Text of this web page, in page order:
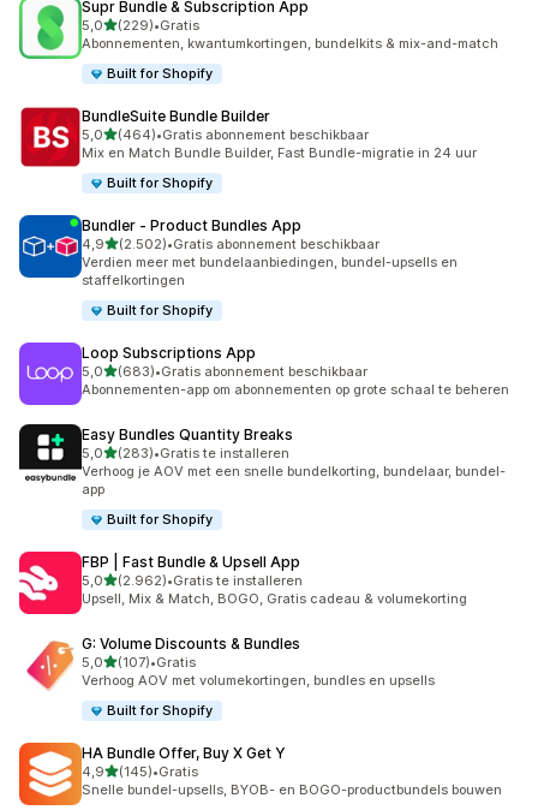
Supr Bundle & Subscription App
5,0van 5 sterren
(229)
229 recensies in totaal
•Gratis
Abonnementen, kwantumkortingen, bundelkits & mix-and-match
Built for Shopify
BundleSuite Bundle Builder
5,0van 5 sterren
(464)
464 recensies in totaal
•Gratis abonnement beschikbaar
Mix en Match Bundle Builder, Fast Bundle-migratie in 24 uur
Built for Shopify
Bundler ‑ Product Bundles App
4,9van 5 sterren
(2.502)
2502 recensies in totaal
•Gratis abonnement beschikbaar
Verdien meer met bundelaanbiedingen, bundel-upsells en
staffelkortingen
Built for Shopify
Loop Subscriptions App
5,0van 5 sterren
(683)
683 recensies in totaal
•Gratis abonnement beschikbaar
Abonnementen-app om abonnementen op grote schaal te beheren
Easy Bundles Quantity Breaks
5,0van 5 sterren
(283)
283 recensies in totaal
•Gratis te installeren
Verhoog je AOV met een snelle bundelkorting, bundelaar, bundel-
app
Built for Shopify
FBP | Fast Bundle & Upsell App
5,0van 5 sterren
(2.962)
2962 recensies in totaal
•Gratis te installeren
Upsell, Mix & Match, BOGO, Gratis cadeau & volumekorting
G: Volume Discounts & Bundles
5,0van 5 sterren
(107)
107 recensies in totaal
•Gratis
Verhoog AOV met volumekortingen, bundles en upsells
Built for Shopify
HA Bundle Offer, Buy X Get Y
4,9van 5 sterren
(145)
145 recensies in totaal
•Gratis
Snelle bundel-upsells, BYOB- en BOGO-productbundels bouwen